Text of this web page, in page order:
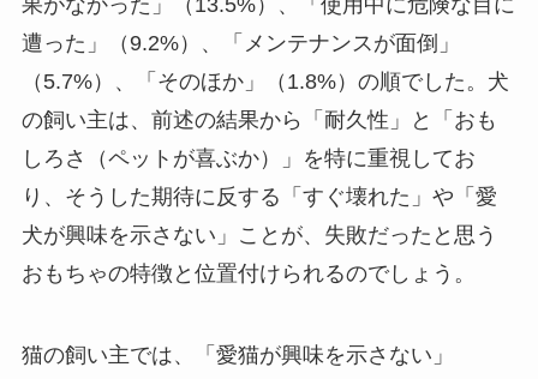
果がなかった」（13.5%）、「使用中に危険な目に
遭った」（9.2%）、「メンテナンスが面倒」
（5.7%）、「そのほか」（1.8%）の順でした。犬
の飼い主は、前述の結果から「耐久性」と「おも
しろさ（ペットが喜ぶか）」を特に重視してお
り、そうした期待に反する「すぐ壊れた」や「愛
犬が興味を示さない」ことが、失敗だったと思う
おもちゃの特徴と位置付けられるのでしょう。
猫の飼い主では、「愛猫が興味を示さない」